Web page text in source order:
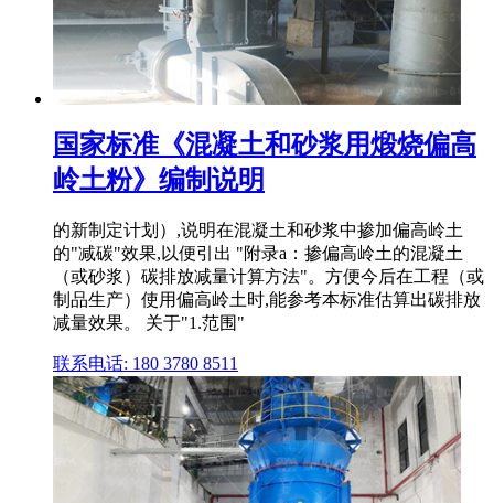
国家标准《混凝土和砂浆用煅烧偏高
岭土粉》编制说明
的新制定计划）,说明在混凝土和砂浆中掺加偏高岭土
的"减碳"效果,以便引出 "附录a：掺偏高岭土的混凝土
（或砂浆）碳排放减量计算方法"。方便今后在工程（或
制品生产）使用偏高岭土时,能参考本标准估算出碳排放
减量效果。 关于"1.范围"
联系电话: 180 3780 8511